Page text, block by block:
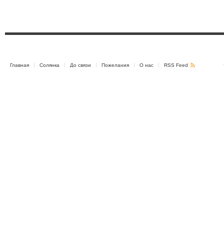
Главная Солянка До связи Пожелания О нас RSS Feed